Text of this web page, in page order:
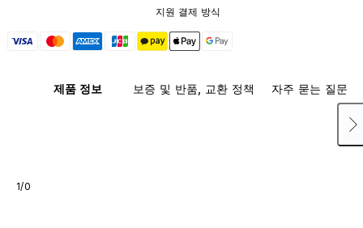
지원 결제 방식
제품 정보 보증 및 반품, 교환 정책 자주 묻는 질문
1/0